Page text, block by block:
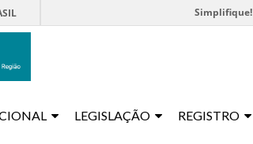
Simplifique!
LEGISLAÇÃO REGISTRO